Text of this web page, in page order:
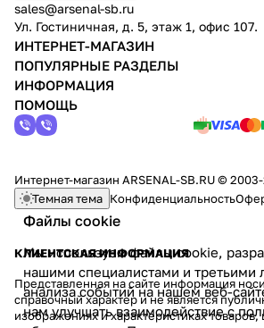
Файлы cookie
Мы используем файлы cookie,
нашими специалистами и третьими
анализа событий на нашем веб-
нам улучшать взаимодействие с
sales@arsenal-sb.ru
Ул. Гостиничная, д. 5, этаж 1, офис 107.
ИНТЕРНЕТ-МАГАЗИН
ПОПУЛЯРНЫЕ РАЗДЕЛЫ
ИНФОРМАЦИЯ
ПОМОЩЬ
Интернет-магазин ARSENAL-SB.RU ©
Темная тема Конфиденциальность
КЛИЕНТСКАЯ ИНФОРМАЦИЯ
Представленная на сайте информация
справочный характер и не является
изображениях и характеристиках товаров,